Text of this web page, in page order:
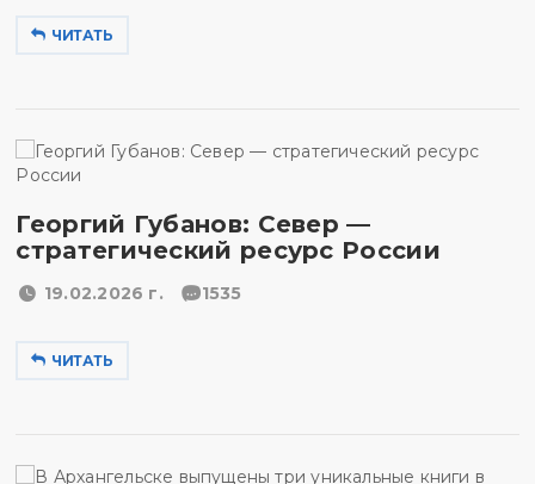
ЧИТАТЬ
Георгий Губанов: Север —
стратегический ресурс России
19.02.2026 г. 1535
ЧИТАТЬ